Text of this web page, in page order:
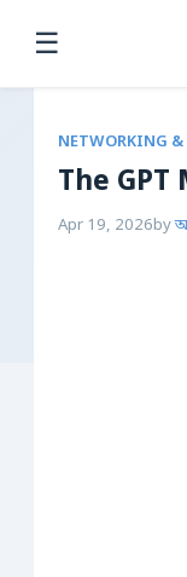
☰
NETWORKING &
The
Apr 19, 2026by